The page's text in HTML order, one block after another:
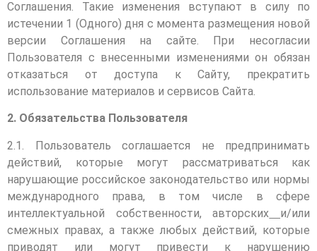
Соглашения. Такие изменения вступают в силу по
истечении 1 (Одного) дня с момента размещения новой
версии Соглашения на сайте. При несогласии
Пользователя с внесенными изменениями он обязан
отказаться от доступа к Сайту, прекратить
использование материалов и сервисов Сайта.
2. Обязательства Пользователя
2.1. Пользователь соглашается не предпринимать
действий, которые могут рассматриваться как
нарушающие российское законодательство или нормы
международного права, в том числе в сфере
интеллектуальной собственности, авторских
и/или
смежных правах, а также любых действий, которые
приводят или могут привести к нарушению